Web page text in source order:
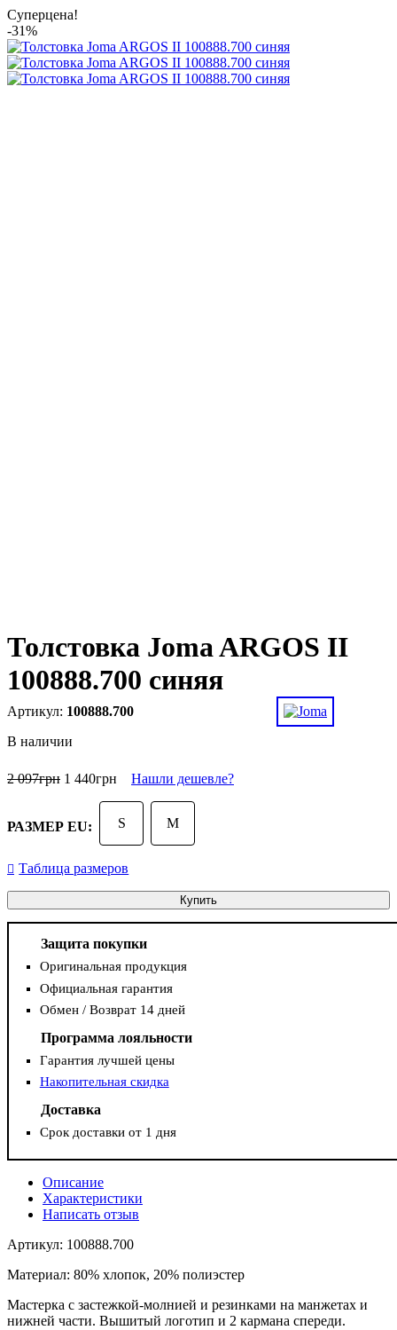
Суперцена!
-31%
Толстовка Joma ARGOS II
100888.700 синяя
100888.700
В наличии
2 097грн 1 440грн Нашли дешевле?
РАЗМЕР EU: S M
Таблица размеров
Купить
Защита покупки
Оригинальная продукция
Официальная гарантия
Обмен / Возврат 14 дней
Программа лояльности
Гарантия лучшей цены
Накопительная скидка
Доставка
Срок доставки от 1 дня
Описание
Характеристики
Написать отзыв
Артикул: 100888.700
Материал: 80% хлопок, 20% полиэстер
Мастерка с застежкой-молнией и резинками на манжетах и
нижней части. Вышитый логотип и 2 кармана спереди.